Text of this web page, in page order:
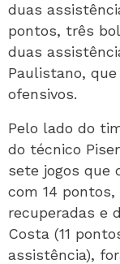
duas
pontos, três
duas
Paulistano,
ofensivos.
Pelo lado do
do técnico
sete jogos que
com 14
recuperadas e
Costa (11
assistência),